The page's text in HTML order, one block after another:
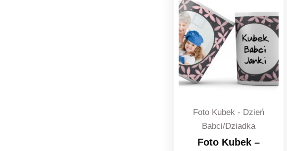
Foto Kubek - Dzień
Babci/Dziadka
Foto Kubek –